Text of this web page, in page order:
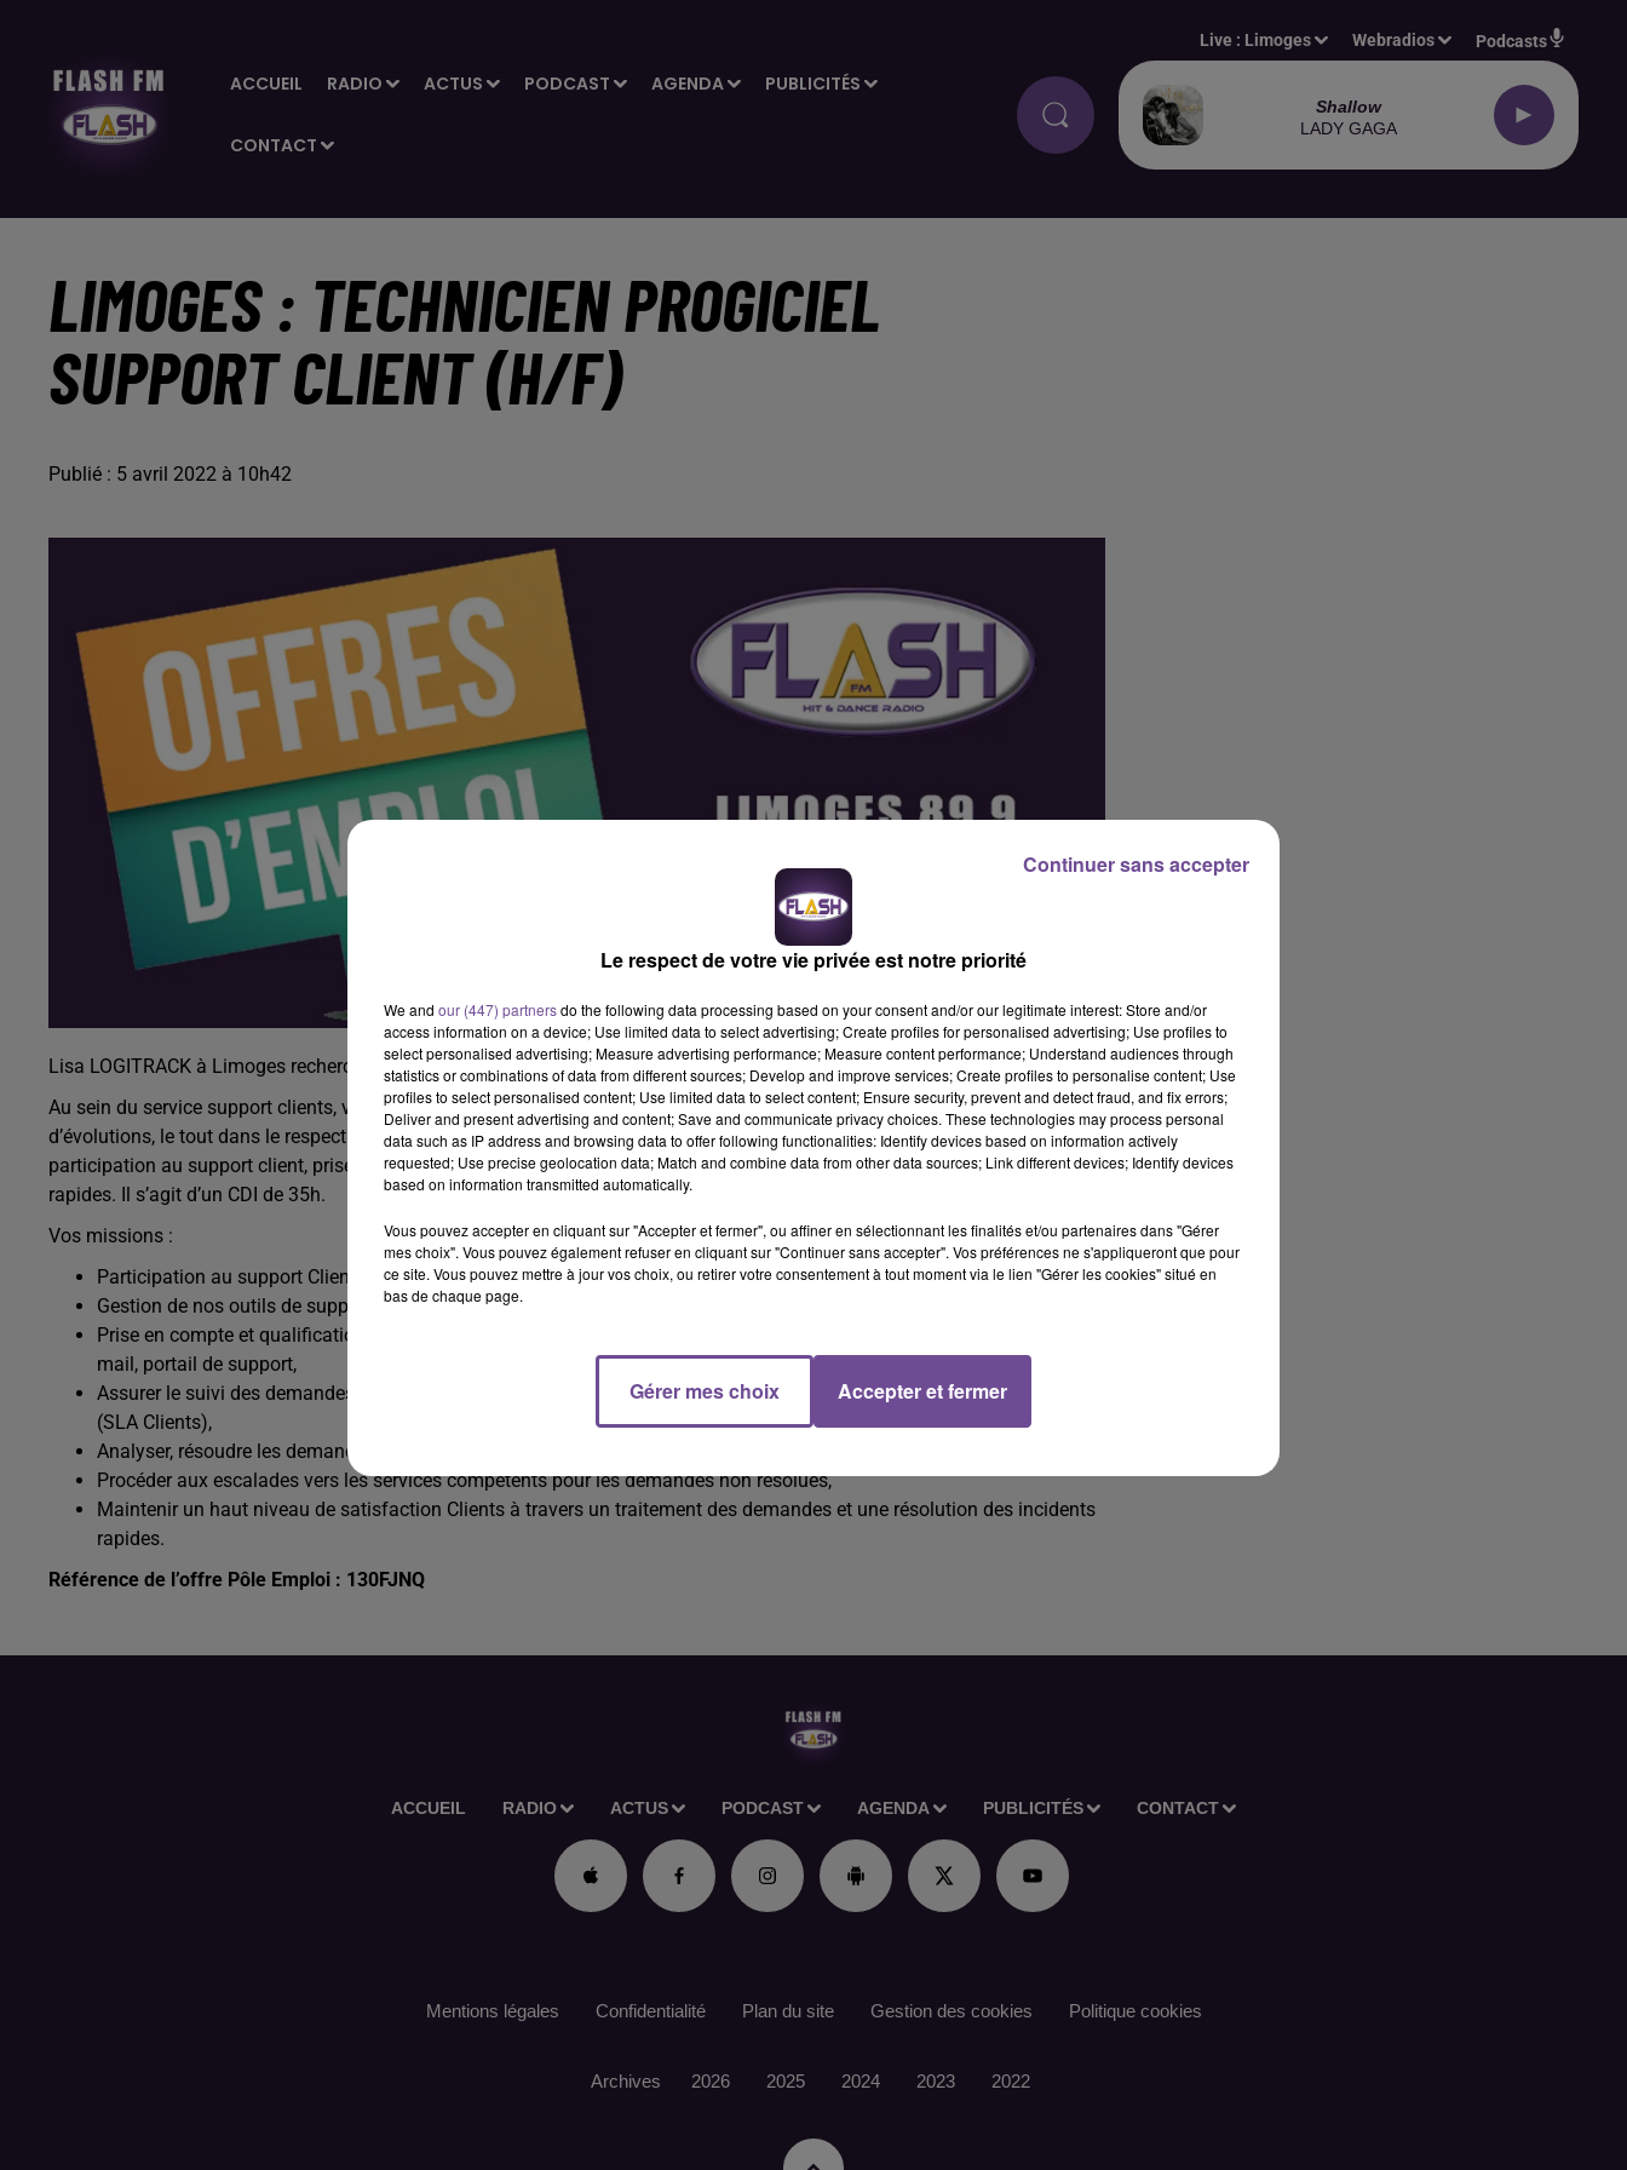
ACCUEIL RADIO ACTUS PODCAST AGENDA PUBLICITÉS
CONTACT
Live : Limoges Webradios Podcasts
Shallow
LADY GAGA
LIMOGES : TECHNICIEN PROGICIEL
SUPPORT CLIENT (H/F)
Publié : 5 avril 2022 à 10h42
Lisa LOGITRACK à Limoges recherche un technicien Progiciel Support Client (H/F).
Au sein du service support clients, vous assurerez l’assistance technique et fonctionnelle auprès des clients, la réalisation
d’évolutions, le tout dans le respect des engagements contractuels (confidentialité, délai d’intervention). Vos missions :
participation au support client, prise en compte et qualifications des demandes de support et résolutions des incidents
rapides. Il s’agit d’un CDI de 35h.
Vos missions :
Participation au support Clients,
Gestion de nos outils de support (Redmine),
Prise en compte et qualification des demandes de support Clients en provenance des différentes sources : téléphone,
mail, portail de support,
Assurer le suivi des demandes Clients de la qualification à la résolution dans le respect des engagements contractuels
(SLA Clients),
Analyser, résoudre les demandes de niveau 1 et 2 et mettre à jour les outils de gestion et de reporting,
Procéder aux escalades vers les services compétents pour les demandes non résolues,
Maintenir un haut niveau de satisfaction Clients à travers un traitement des demandes et une résolution des incidents
rapides.
Référence de l’offre Pôle Emploi : 130FJNQ
ACCUEIL RADIO ACTUS PODCAST AGENDA PUBLICITÉS CONTACT
Mentions légales Confidentialité Plan du site Gestion des cookies Politique cookies
Archives 2026 2025 2024 2023 2022
Le respect de votre vie privée est notre priorité
We and our (447) partnersdo the following data processing based on your consent and/or our legitimate interest: Store and/or
access information on a device; Use limited data to select advertising; Create profiles for personalised advertising; Use profiles to
select personalised advertising; Measure advertising performance; Measure content performance; Understand audiences through
statistics or combinations of data from different sources; Develop and improve services; Create profiles to personalise content; Use
profiles to select personalised content; Use limited data to select content; Ensure security, prevent and detect fraud, and fix errors;
Deliver and present advertising and content; Save and communicate privacy choices. These technologies may process personal
data such as IP address and browsing data to offer following functionalities: Identify devices based on information actively
requested; Use precise geolocation data; Match and combine data from other data sources; Link different devices; Identify devices
based on information transmitted automatically.
Vous pouvez accepter en cliquant sur "Accepter et fermer", ou affiner en sélectionnant les finalités et/ou partenaires dans "Gérer
mes choix". Vous pouvez également refuser en cliquant sur "Continuer sans accepter". Vos préférences ne s'appliqueront que pour
ce site. Vous pouvez mettre à jour vos choix, ou retirer votre consentement à tout moment via le lien "Gérer les cookies" situé en
bas de chaque page.
Gérer mes choix Accepter et fermer
Continuer sans accepter